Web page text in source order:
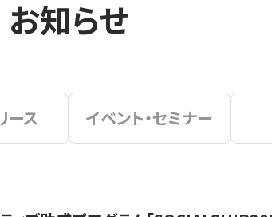
お知らせ
ース イベント・セミナー